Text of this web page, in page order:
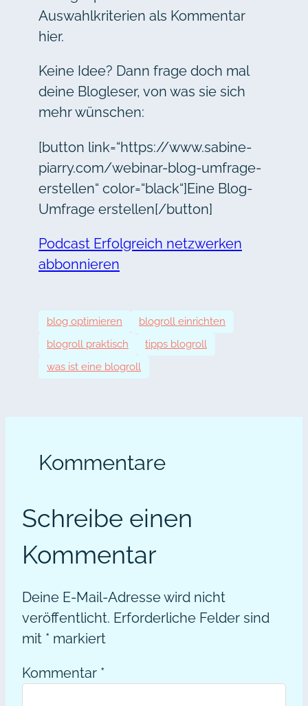
Auswahlkriterien als Kommentar
hier.
Keine Idee? Dann frage doch mal
deine Blogleser, von was sie sich
mehr wünschen:
[button link=“https://www.sabine-
piarry.com/webinar-blog-umfrage-
erstellen“ color=“black“]Eine Blog-
Umfrage erstellen[/button]
Podcast Erfolgreich netzwerken
abbonnieren
blog optimieren
blogroll einrichten
blogroll praktisch
tipps blogroll
was ist eine blogroll
Kommentare
Schreibe einen
Kommentar
Deine E-Mail-Adresse wird nicht
veröffentlicht. Erforderliche Felder sind
mit * markiert
Kommentar *